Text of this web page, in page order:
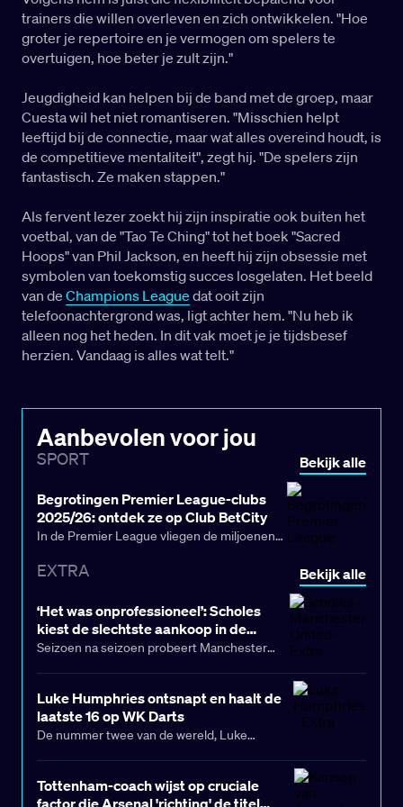
trainers die willen overleven en zich ontwikkelen. "Hoe
groter je repertoire en je vermogen om spelers te
overtuigen, hoe beter je zult zijn."
Jeugdigheid kan helpen bij de band met de groep, maar
Cuesta wil het niet romantiseren. "Misschien helpt
leeftijd bij de connectie, maar wat alles overeind houdt, is
de competitieve mentaliteit", zegt hij. "De spelers zijn
fantastisch. Ze maken stappen."
Als fervent lezer zoekt hij zijn inspiratie ook buiten het
voetbal, van de "Tao Te Ching" tot het boek "Sacred
Hoops" van Phil Jackson, en heeft hij zijn obsessie met
symbolen van toekomstig succes losgelaten. Het beeld
van de Champions League dat ooit zijn
telefoonachtergrond was, ligt achter hem. "Nu heb ik
alleen nog het heden. In dit vak moet je je tijdsbesef
herzien. Vandaag is alles wat telt."
Aanbevolen voor jou
SPORT Bekijk alle
Begrotingen Premier League-clubs
2025/26: ontdek ze op Club BetCity
In de Premier League vliegen de miljoenen
begrotingen van het hoogste niveau van
EXTRA Bekijk alle
‘Het was onprofessioneel’: Scholes
kiest de slechtste aankoop in de
geschiedenis van Manchester United
Seizoen na seizoen probeert Manchester
jaren heen zijn lang niet alle versterkingen
een succes geworden op Old Trafford. En
Paul Scholes heeft nu de slechtste aankoop
in de geschiedenis vande Red Devils
aangewezen.
Luke Humphries ontsnapt en haalt de
laatste 16 op WK Darts
De nummer twee van de wereld, Luke
verzekerd van een plek in de laatste 16 op het
Tottenham-coach wijst op cruciale